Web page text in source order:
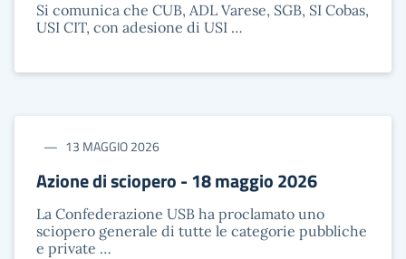
Si comunica che CUB, ADL Varese, SGB, SI Cobas,
USI CIT, con adesione di USI …
13 MAGGIO 2026
Azione di sciopero - 18 maggio 2026
La Confederazione USB ha proclamato uno
sciopero generale di tutte le categorie pubbliche
e private …